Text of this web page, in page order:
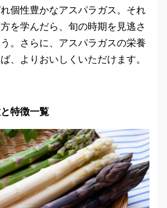
個性豊かなアスパラガス。それ
を学んだら、旬の時期を見逃さ
。さらに、アスパラガスの栄養
、よりおいしくいただけます。
特徴一覧